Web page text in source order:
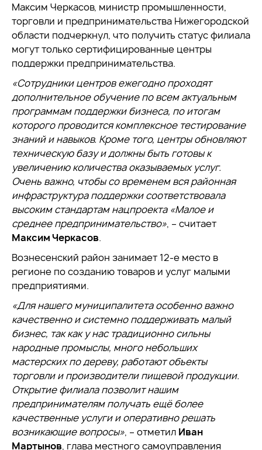
Максим Черкасов, министр промышленности,
торговли и предпринимательства Нижегородской
области подчеркнул, что получить статус филиала
могут только сертифицированные центры
поддержки предпринимательства.
«Сотрудники центров ежегодно проходят
дополнительное обучение по всем актуальным
программам поддержки бизнеса, по итогам
которого проводится комплексное тестирование
знаний и навыков. Кроме того, центры обновляют
техническую базу и должны быть готовы к
увеличению количества оказываемых услуг.
Очень важно, чтобы со временем вся районная
инфраструктура поддержки соответствовала
высоким стандартам нацпроекта «Малое и
среднее предпринимательство», – считает
Максим Черкасов.
Вознесенский район занимает 12-е место в
регионе по созданию товаров и услуг малыми
предприятиями.
«Для нашего муниципалитета особенно важно
качественно и системно поддерживать малый
бизнес, так как у нас традиционно сильны
народные промыслы, много небольших
мастерских по дереву, работают объекты
торговли и производители пищевой продукции.
Открытие филиала позволит нашим
предпринимателям получать ещё более
качественные услуги и оперативно решать
возникающие вопросы», – отметил Иван
Мартынов, глава местного самоуправления